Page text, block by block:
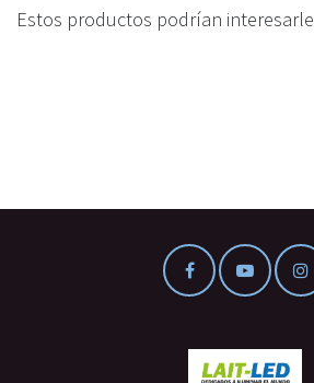
Estos productos podrían interesarle